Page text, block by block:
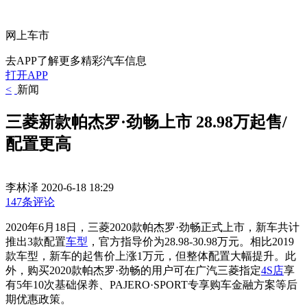
网上车市
去APP了解更多精彩汽车信息
打开APP
< 新闻
三菱新款帕杰罗·劲畅上市 28.98万起售/
配置更高
李林泽 2020-6-18 18:29
147条评论
2020年6月18日，三菱2020款帕杰罗·劲畅正式上市，新车共计
推出3款配置车型 ，官方指导价为28.98-30.98万元。相比2019
款车型，新车的起售价上涨1万元，但整体配置大幅提升。此
外，购买2020款帕杰罗·劲畅的用户可在广汽三菱指定4S店享
有5年10次基础保养、PAJERO·SPORT专享购车金融方案等后
期优惠政策。